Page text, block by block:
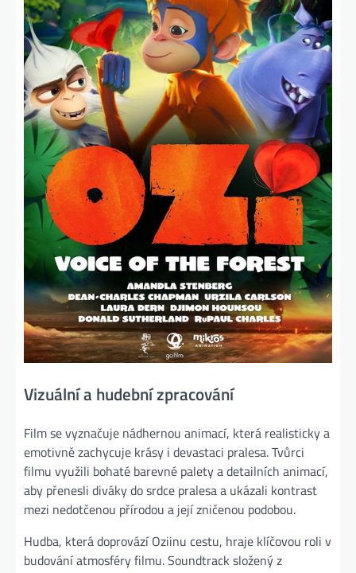
Vizuální a hudební zpracování
Film se vyznačuje nádhernou animací, která realisticky a
emotivně zachycuje krásy i devastaci pralesa. Tvůrci
filmu využili bohaté barevné palety a detailních animací,
aby přenesli diváky do srdce pralesa a ukázali kontrast
mezi nedotčenou přírodou a její zničenou podobou.
Hudba, která doprovází Oziinu cestu, hraje klíčovou roli v
budování atmosféry filmu. Soundtrack složený z